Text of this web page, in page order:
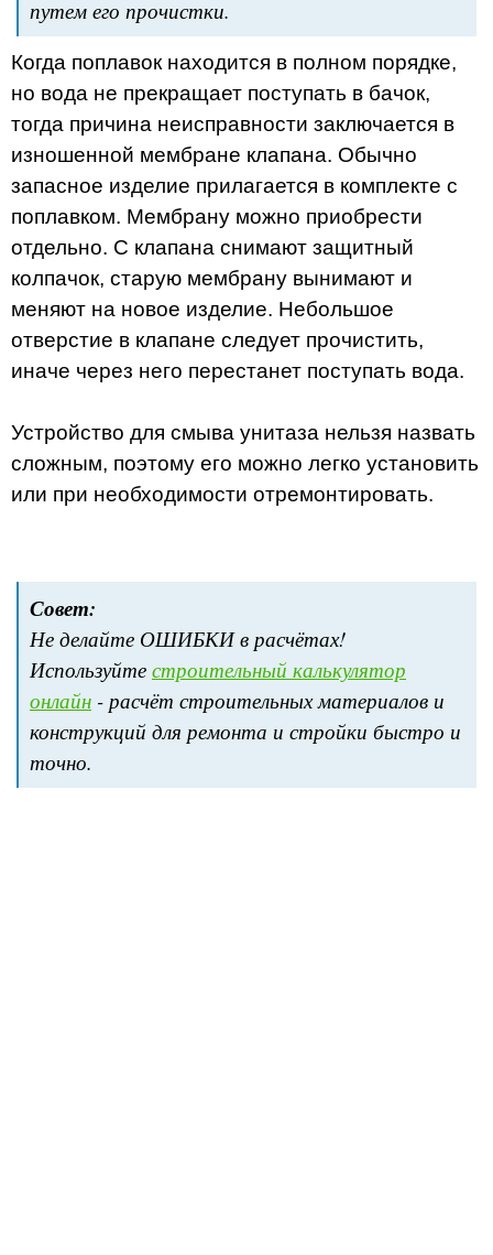
путем его прочистки.
Когда поплавок находится в полном порядке,
но вода не прекращает поступать в бачок,
тогда причина неисправности заключается в
изношенной мембране клапана. Обычно
запасное изделие прилагается в комплекте с
поплавком. Мембрану можно приобрести
отдельно. С клапана снимают защитный
колпачок, старую мембрану вынимают и
меняют на новое изделие. Небольшое
отверстие в клапане следует прочистить,
иначе через него перестанет поступать вода.
Устройство для смыва унитаза нельзя назвать
сложным, поэтому его можно легко установить
или при необходимости отремонтировать.
Совет:
Не делайте ОШИБКИ в расчётах!
Используйте строительный калькулятор
онлайн - расчёт строительных материалов и
конструкций для ремонта и стройки быстро и
точно.